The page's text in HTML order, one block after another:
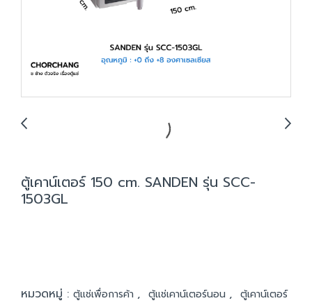
ตู้เคาน์เตอร์ 150 cm. SANDEN รุ่น SCC-
1503GL
หมวดหมู่ : ตู้แช่เพื่อการค้า , ตู้แช่เคาน์เตอร์นอน , ตู้เคาน์เตอร์